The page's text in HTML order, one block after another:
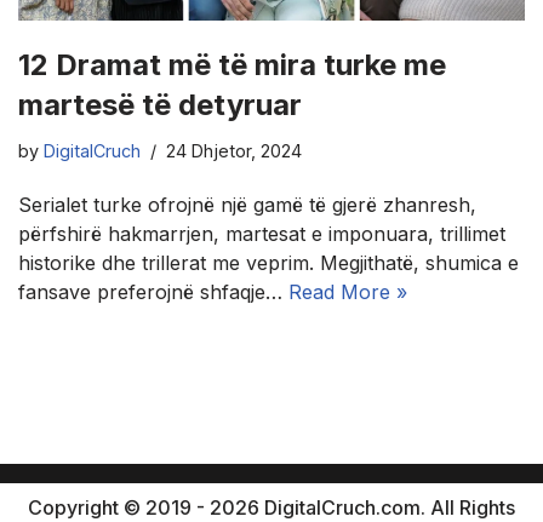
12 Dramat më të mira turke me
martesë të detyruar
by DigitalCruch 24 Dhjetor, 2024
Serialet turke ofrojnë një gamë të gjerë zhanresh,
përfshirë hakmarrjen, martesat e imponuara, trillimet
historike dhe trillerat me veprim. Megjithatë, shumica e
fansave preferojnë shfaqje… Read More »
Copyright © 2019 - 2026 DigitalCruch.com. All Rights